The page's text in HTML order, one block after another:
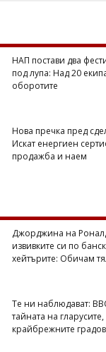
НАП постави два
под лупа: Над 20
оборотите
Нова пречка пред
Искат енергиен
продажба и наем
Джорджина на
извивките си по
хейтърите: Обичам
Те ни наблюдават:
тайната на
крайбрежните